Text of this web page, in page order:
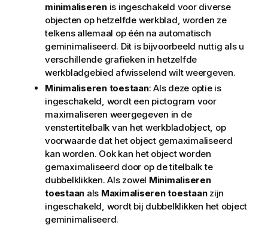
minimaliserenis ingeschakeld voor diverse
objecten op hetzelfde werkblad, worden ze
telkens allemaal op één na automatisch
geminimaliseerd. Dit is bijvoorbeeld nuttig als u
verschillende grafieken in hetzelfde
werkbladgebied afwisselend wilt weergeven.
Minimaliseren toestaan: Als deze optie is
ingeschakeld, wordt een pictogram voor
maximaliseren weergegeven in de
venstertitelbalk van het werkbladobject, op
voorwaarde dat het object gemaximaliseerd
kan worden. Ook kan het object worden
gemaximaliseerd door op de titelbalk te
dubbelklikken. Als zowel Minimaliseren
toestaan als Maximaliseren toestaanzijn
ingeschakeld, wordt bij dubbelklikken het object
geminimaliseerd.